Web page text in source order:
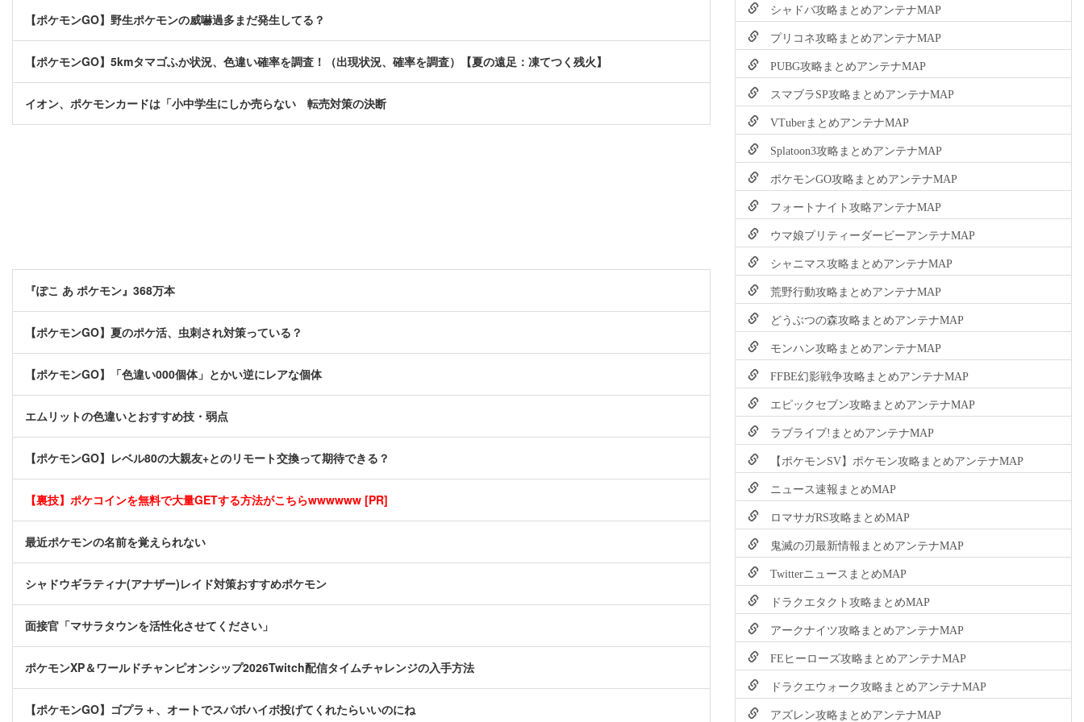
【ポケモンGO】野生ポケモンの威嚇過多まだ発生してる？
【ポケモンGO】5kmタマゴふか状況、色違い確率を調査！（出現状況、確率を調査）【夏の遠足：凍てつく残火】
イオン、ポケモンカードは「小中学生にしか売らない 転売対策の決断
『ぽこ あ ポケモン』368万本
【ポケモンGO】夏のポケ活、虫刺され対策っている？
【ポケモンGO】「色違い000個体」とかい逆にレアな個体
エムリットの色違いとおすすめ技・弱点
【ポケモンGO】レベル80の大親友+とのリモート交換って期待できる？
【裏技】ポケコインを無料で大量GETする方法がこちらwwwwww [PR]
最近ポケモンの名前を覚えられない
シャドウギラティナ(アナザー)レイド対策おすすめポケモン
面接官「マサラタウンを活性化させてください」
ポケモンXP＆ワールドチャンピオンシップ2026Twitch配信タイムチャレンジの入手方法
【ポケモンGO】ゴプラ＋、オートでスパボハイボ投げてくれたらいいのにね
シャドバ攻略まとめアンテナMAP
プリコネ攻略まとめアンテナMAP
PUBG攻略まとめアンテナMAP
スマブラSP攻略まとめアンテナMAP
VTuberまとめアンテナMAP
Splatoon3攻略まとめアンテナMAP
ポケモンGO攻略まとめアンテナMAP
フォートナイト攻略アンテナMAP
ウマ娘プリティーダービーアンテナMAP
シャニマス攻略まとめアンテナMAP
荒野行動攻略まとめアンテナMAP
どうぶつの森攻略まとめアンテナMAP
モンハン攻略まとめアンテナMAP
FFBE幻影戦争攻略まとめアンテナMAP
エピックセブン攻略まとめアンテナMAP
ラブライブ!まとめアンテナMAP
【ポケモンSV】ポケモン攻略まとめアンテナMAP
ニュース速報まとめMAP
ロマサガRS攻略まとめMAP
鬼滅の刃最新情報まとめアンテナMAP
TwitterニュースまとめMAP
ドラクエタクト攻略まとめMAP
アークナイツ攻略まとめアンテナMAP
FEヒーローズ攻略まとめアンテナMAP
ドラクエウォーク攻略まとめアンテナMAP
アズレン攻略まとめアンテナMAP